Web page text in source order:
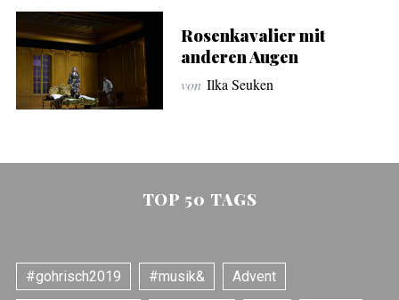
Rosenkavalier mit
anderen Augen
von Ilka Seuken
TOP 50 TAGS
#gohrisch2019 #musik& Advent